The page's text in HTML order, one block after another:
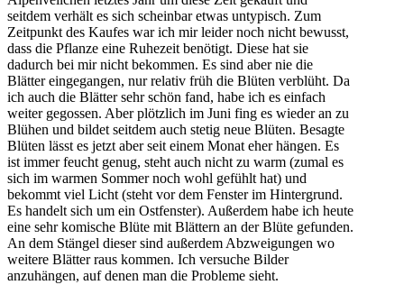
seitdem verhält es sich scheinbar etwas untypisch. Zum
Zeitpunkt des Kaufes war ich mir leider noch nicht bewusst,
dass die Pflanze eine Ruhezeit benötigt. Diese hat sie
dadurch bei mir nicht bekommen. Es sind aber nie die
Blätter eingegangen, nur relativ früh die Blüten verblüht. Da
ich auch die Blätter sehr schön fand, habe ich es einfach
weiter gegossen. Aber plötzlich im Juni fing es wieder an zu
Blühen und bildet seitdem auch stetig neue Blüten. Besagte
Blüten lässt es jetzt aber seit einem Monat eher hängen. Es
ist immer feucht genug, steht auch nicht zu warm (zumal es
sich im warmen Sommer noch wohl gefühlt hat) und
bekommt viel Licht (steht vor dem Fenster im Hintergrund.
Es handelt sich um ein Ostfenster). Außerdem habe ich heute
eine sehr komische Blüte mit Blättern an der Blüte gefunden.
An dem Stängel dieser sind außerdem Abzweigungen wo
weitere Blätter raus kommen. Ich versuche Bilder
anzuhängen, auf denen man die Probleme sieht.